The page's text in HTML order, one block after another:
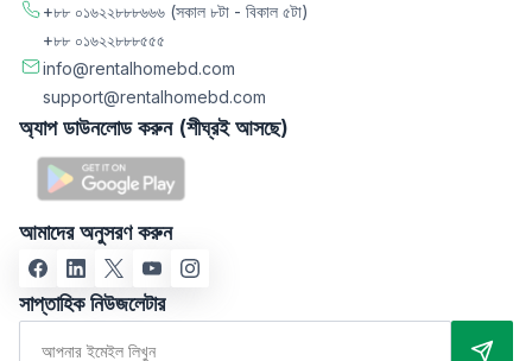
+৮৮ ০১৬২২৮৮৮৬৬৬ (সকাল ৮টা - বিকাল ৫টা)
+৮৮ ০১৬২২৮৮৮৫৫৫
info@rentalhomebd.com
support@rentalhomebd.com
অ্যাপ ডাউনলোড করুন (শীঘ্রই আসছে)
আমাদের অনুসরণ করুন
সাপ্তাহিক নিউজলেটার